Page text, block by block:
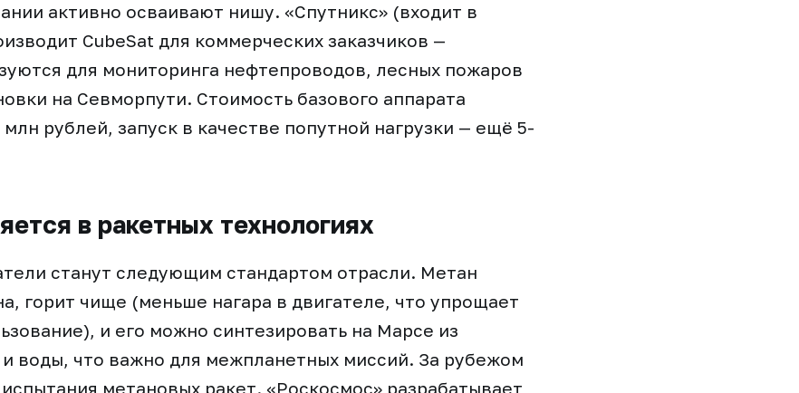
активно осваивают нишу. «Спутникс» (входит в
CubeSat для коммерческих заказчиков —
для мониторинга нефтепроводов, лесных пожаров
на Севморпути. Стоимость базового аппарата
млн рублей, запуск в качестве попутной нагрузки — ещё 5-
в ракетных технологиях
станут следующим стандартом отрасли. Метан
горит чище (меньше нагара в двигателе, что упрощает
и его можно синтезировать на Марсе из
и воды, что важно для межпланетных миссий. За рубежом
метановых ракет. «Роскосмос» разрабатывает